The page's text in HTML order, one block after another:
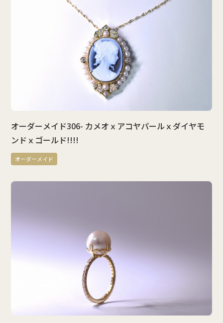
オーダーメイド306- カメオｘアコヤパールｘダイヤモ
ンドｘゴールド!!!!
オーダーメイド